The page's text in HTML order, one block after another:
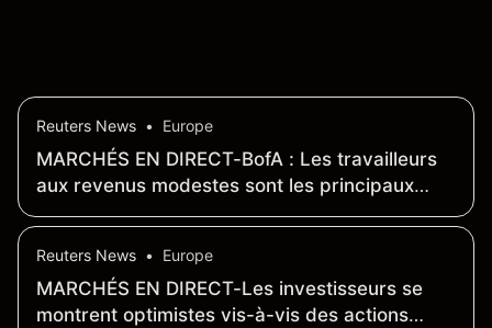
Reuters News • Europe
MARCHÉS EN DIRECT-BofA : Les travailleurs
aux revenus modestes sont les principaux
moteurs de la création d'emplois et de la
Reuters News • Europe
MARCHÉS EN DIRECT-Les investisseurs se
montrent optimistes vis-à-vis des actions